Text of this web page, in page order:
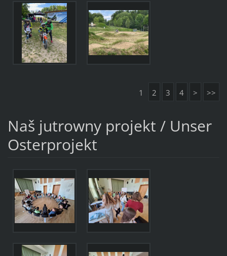
1 2 3 4 > >>
Naš jutrowny projekt / Unser
Osterprojekt